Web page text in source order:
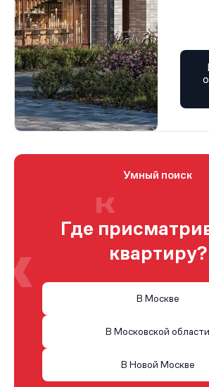
Умный поиск
Где
квартиру?
В Москве
В Московской области
В Новой Москве